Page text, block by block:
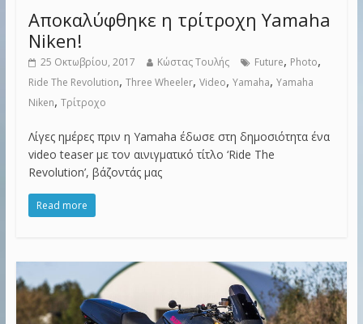
Αποκαλύφθηκε η τρίτροχη Yamaha
Niken!
25 Οκτωβρίου, 2017 Κώστας Τουλής Future, Photo,
Ride The Revolution, Three Wheeler, Video, Yamaha, Yamaha
Niken, Τρίτροχο
Λίγες ημέρες πριν η Yamaha έδωσε στη δημοσιότητα ένα
video teaser με τον αινιγματικό τίτλο ‘Ride The
Revolution’, βάζοντάς μας
Read more